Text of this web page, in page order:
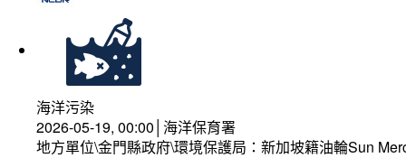
海洋污染
2026-05-19, 00:00│海洋保育署
地方單位\金門縣政府\環境保護局：新加坡籍油輪Sun